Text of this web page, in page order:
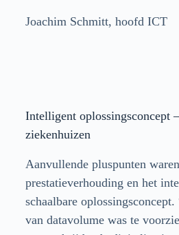
Joachim Schmitt, hoofd ICT
Intelligent oplossingsconcept
ziekenhuizen
Aanvullende pluspunten
prestatieverhouding en het
schaalbare
van datavolume was te